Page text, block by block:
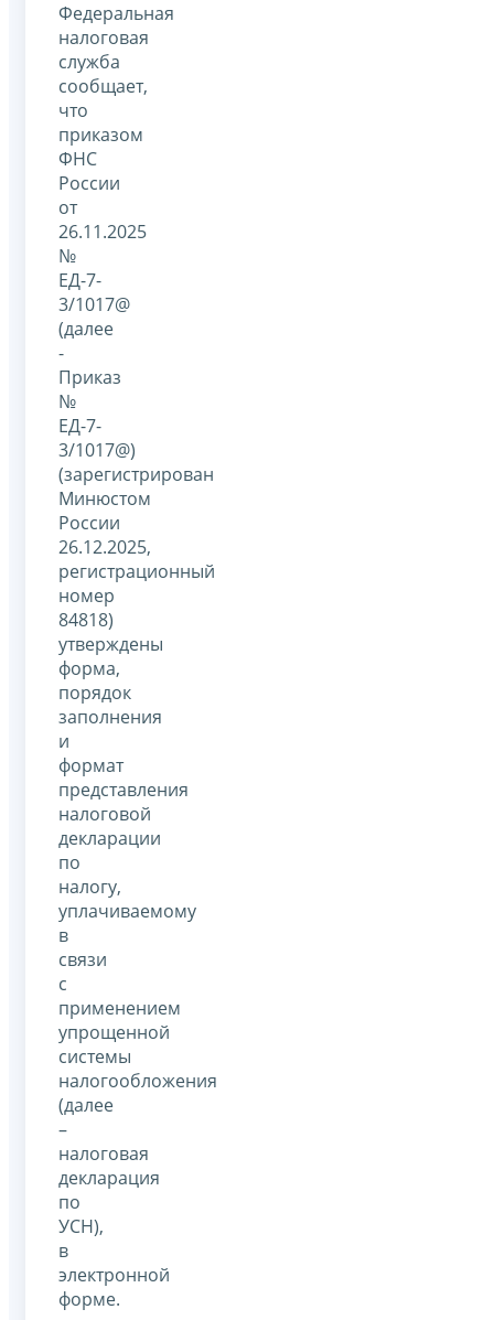
Федеральная
налоговая
служба
сообщает,
что
приказом
ФНС
России
от
26.11.2025
№
ЕД-7-
3/1017@
(далее
-
Приказ
№
ЕД-7-
3/1017@)
(зарегистрирован
Минюстом
России
26.12.2025,
регистрационный
номер
84818)
утверждены
форма,
порядок
заполнения
и
формат
представления
налоговой
декларации
по
налогу,
уплачиваемому
в
связи
с
применением
упрощенной
системы
налогообложения
(далее
–
налоговая
декларация
по
УСН),
в
электронной
форме.